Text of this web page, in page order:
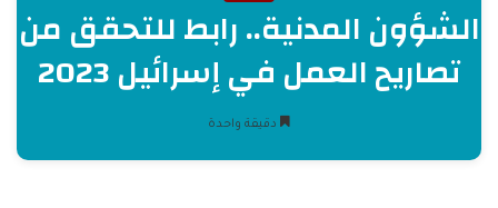
الشؤون المدنية.. رابط للتحقق من
تصاريح العمل في إسرائيل 2023
دقيقة واحدة